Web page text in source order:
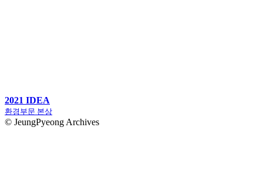
2021 IDEA
환경부문 본상
© JeungPyeong Archives